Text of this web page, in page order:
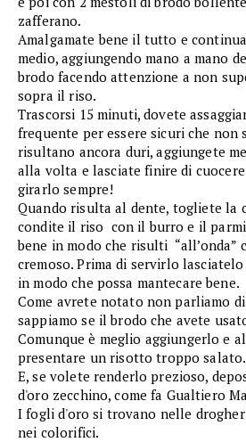
zafferano.
Amalgamate bene il tutto e
medio, aggiungendo mano a mano
brodo facendo attenzione a non
sopra il riso.
Trascorsi 15 minuti, dovete
frequente per essere sicuri che non
risultano ancora duri, aggiungete
alla volta e lasciate finire di
girarlo sempre!
Quando risulta al dente, togliete la
condite il riso con il burro e il
bene in modo che risulti “all’onda”
cremoso. Prima di servirlo
in modo che possa mantecare bene.
Come avrete notato non parliamo
sappiamo se il brodo che avete
Comunque è meglio aggiungerlo e
presentare un risotto troppo salato.
E, se volete renderlo prezioso,
d'oro zecchino, come fa Gualtiero
I fogli d'oro si trovano nelle
nei colorifici.